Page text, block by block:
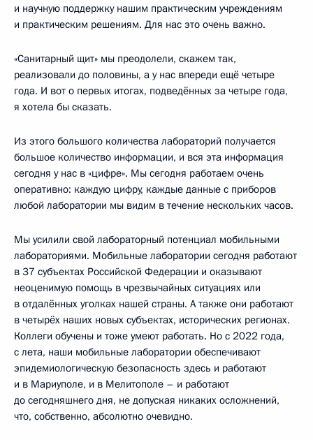
и научную поддержку нашим практическим учреждениям
и практическим решениям. Для нас это очень важно.
«Санитарный щит» мы преодолели, скажем так,
реализовали до половины, а у нас впереди ещё четыре
года. И вот о первых итогах, подведённых за четыре года,
я хотела бы сказать.
Из этого большого количества лабораторий получается
большое количество информации, и вся эта информация
сегодня у нас в «цифре». Мы сегодня работаем очень
оперативно: каждую цифру, каждые данные с приборов
любой лаборатории мы видим в течение нескольких часов.
Мы усилили свой лабораторный потенциал мобильными
лабораториями. Мобильные лаборатории сегодня работают
в 37 субъектах Российской Федерации и оказывают
неоценимую помощь в чрезвычайных ситуациях или
в отдалённых уголках нашей страны. А также они работают
в четырёх наших новых субъектах, исторических регионах.
Коллеги обучены и тоже умеют работать. Но с 2022 года,
с лета, наши мобильные лаборатории обеспечивают
эпидемиологическую безопасность здесь и работают
и в Мариуполе, и в Мелитополе – и работают
до сегодняшнего дня, не допуская никаких осложнений,
что, собственно, абсолютно очевидно.